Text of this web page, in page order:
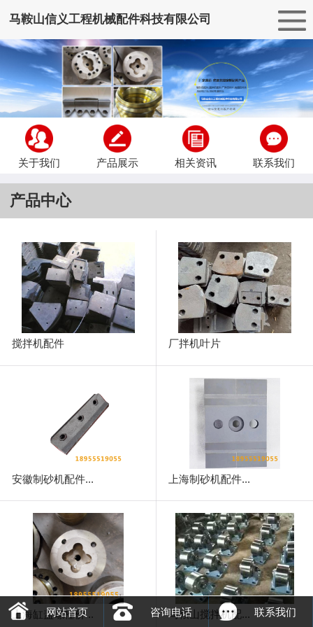
马鞍山信义工程机械配件科技有限公司
关于我们 产品展示 相关资讯 联系我们
产品中心
搅拌机配件 厂拌机叶片
安徽制砂机配件... 上海制砂机配件...
上海缸盖螺栓价... 马鞍山搅拌机配...
网站首页 咨询电话 联系我们